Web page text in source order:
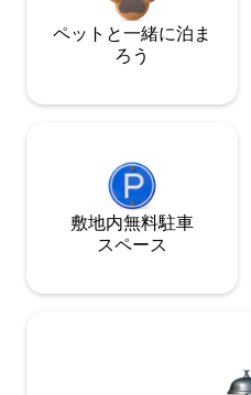
ペットと一緒に泊ま
ろう
敷地内無料駐⁠車
ス⁠ペ⁠ー⁠ス